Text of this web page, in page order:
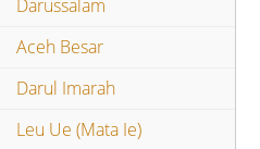
Darussalam
Aceh Besar
Darul Imarah
Leu Ue (Mata Ie)